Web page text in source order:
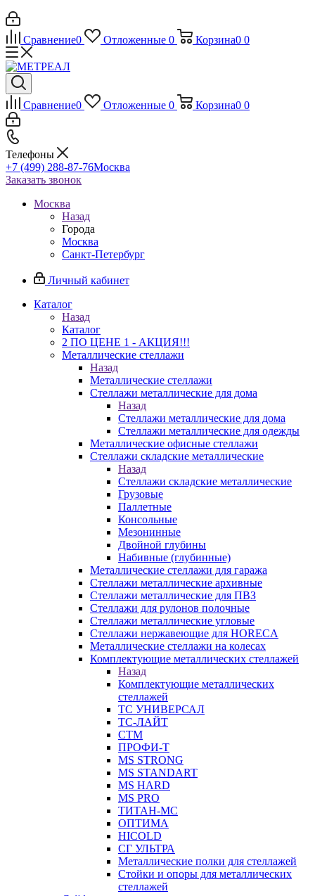
Сравнение0 Отложенные 0 Корзина0 0
Сравнение0 Отложенные 0 Корзина0 0
Телефоны
+7 (499) 288-87-76Москва
Заказать звонок
Москва
Назад
Города
Москва
Санкт-Петербург
Личный кабинет
Каталог
Назад
Каталог
2 ПО ЦЕНЕ 1 - АКЦИЯ!!!
Металлические стеллажи
Назад
Металлические стеллажи
Стеллажи металлические для дома
Назад
Стеллажи металлические для дома
Стеллажи металлические для одежды
Металлические офисные стеллажи
Стеллажи складские металлические
Назад
Стеллажи складские металлические
Грузовые
Паллетные
Консольные
Мезонинные
Двойной глубины
Набивные (глубинные)
Металлические стеллажи для гаража
Стеллажи металлические архивные
Стеллажи металлические для ПВЗ
Стеллажи для рулонов полочные
Стеллажи металлические угловые
Стеллажи нержавеющие для HORECA
Металлические стеллажи на колесах
Комплектующие металлических стеллажей
Назад
Комплектующие металлических
стеллажей
ТС УНИВЕРСАЛ
ТС-ЛАЙТ
СТМ
ПРОФИ-Т
MS STRONG
MS STANDART
MS HARD
MS PRO
ТИТАН-МС
ОПТИМА
HICOLD
СГ УЛЬТРА
Металлические полки для стеллажей
Стойки и опоры для металлических
стеллажей